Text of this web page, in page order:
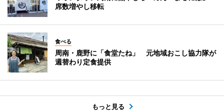
席数増やし移転
食べる
周南・鹿野に「食堂たね」 元地域おこし協力隊が
週替わり定食提供
もっと見る